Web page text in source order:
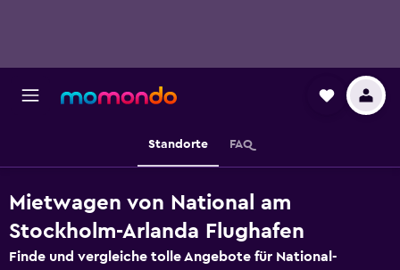
Standorte FAQ
Mietwagen von National am
Stockholm-Arlanda Flughafen
Finde und vergleiche tolle Angebote für National-